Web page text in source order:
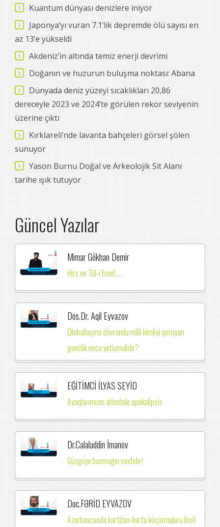
Kuantum dünyası denizlere iniyor
Japonya’yı vuran 7.1’lik depremde ölü sayısı en
az 13’e yükseldi
Akdeniz’in altında temiz enerji devrimi
Doğanın ve huzurun buluşma noktası: Abana
Dünyada deniz yüzeyi sıcaklıkları 20,86
dereceyle 2023 ve 2024’te görülen rekor seviyenin
üzerine çıktı
Kırklareli’nde lavanta bahçeleri görsel şölen
sunuyor
Yason Burnu Doğal ve Arkeolojik Sit Alanı
tarihe ışık tutuyor
Güncel Yazılar
Mimar Gökhan Demir
Hirs ve Tûl-i Emel....
Dos.Dr. Aqil Eyvazov
Qloballaşma dövründə milli kimliyi qoruyan
gənclik necə yetişməlidir?
EĞİTİMCİ İLYAS SEYİD
Ayaqlarımızın altındakı apokalipsis
Dr.Cəlaləddin İmanov
Güzgüyə baxmağın vaxtıdır!
Doc.FƏRİD EYVAZOV
Azərbaycanda kartdan-karta köçürmələrə limit